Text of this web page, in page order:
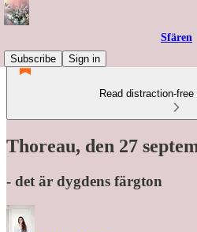
Sfären
Subscribe
Sign in
Read distraction-
Thoreau, den 27
- det är dygdens färgton